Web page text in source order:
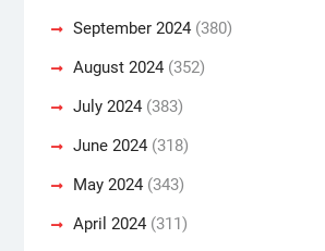
September 2024(380)
August 2024(352)
July 2024(383)
June 2024(318)
May 2024(343)
April 2024(311)